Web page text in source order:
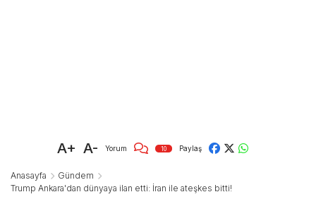
A+ A- Yorum 10 Paylaş
Anasayfa
Gündem
Trump Ankara'dan dünyaya ilan etti: İran ile ateşkes bitti!